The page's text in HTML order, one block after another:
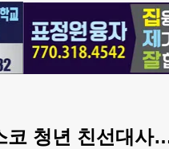
코 청년 친선대사